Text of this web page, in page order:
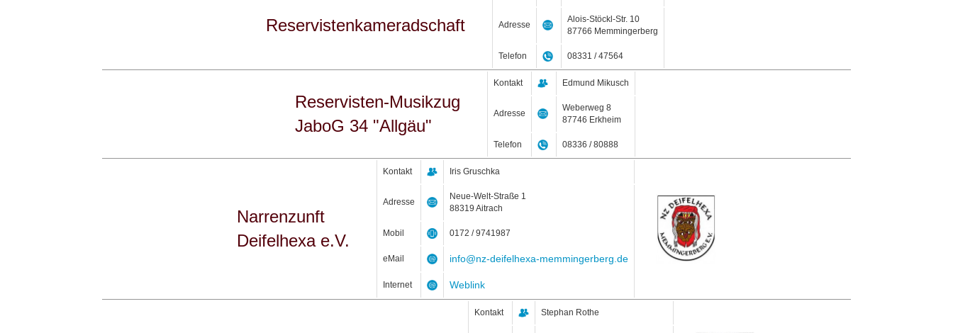
Reservistenkameradschaft Adresse
Alois-Stöckl-Str. 10
87766 Memmingerberg
Telefon 08331 / 47564
Reservisten-Musikzug
JaboG 34 "Allgäu"
Kontakt Edmund Mikusch
Adresse
Weberweg 8
87746 Erkheim
Telefon 08336 / 80888
Narrenzunft
Deifelhexa e.V.
Kontakt Iris Gruschka
Adresse
Neue-Welt-Straße 1
88319 Aitrach
Mobil 0172 / 9741987
eMail info@nz-deifelhexa-memmingerberg.de
Internet Weblink
Kontakt Stephan Rothe